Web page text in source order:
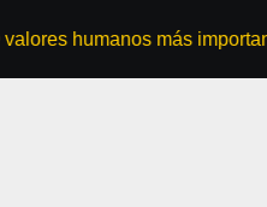
más importantes